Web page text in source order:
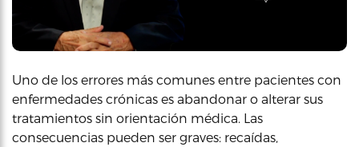
Uno de los errores más comunes entre pacientes con
enfermedades crónicas es abandonar o alterar sus
tratamientos sin orientación médica. Las
consecuencias pueden ser graves: recaídas,